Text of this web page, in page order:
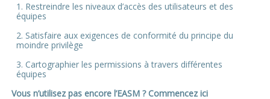
1. Restreindre les niveaux d’accès des utilisateurs et des
équipes
2. Satisfaire aux exigences de conformité du principe du
moindre privilège
3. Cartographier les permissions à travers différentes
équipes
Vous n’utilisez pas encore l’EASM ? Commencez ici